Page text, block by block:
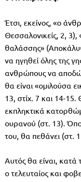
Έτσι, εκείνος, «ο
Θεσσαλονικείς, 2, 3),
θαλάσσης»
να ηγηθεί όλης της
ανθρώπους να
θα είναι «ομιλούσα
13, στίχ. 7 και 14-15.
εκπληκτικά
ουρανού (στ. 13).
του, θα πεθάνει (στ.
Αυτός θα είναι, κατά
ο τελευταίος και